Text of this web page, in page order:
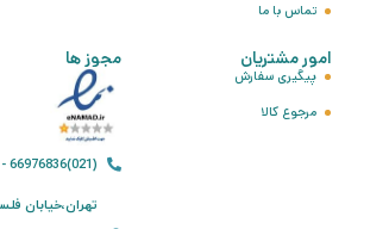
تماس با ما
امور مشتریان
پیگیری سفارش
مرجوع کالا
مجوز ها
(021)66976836 - 66976839
تهران،خیابان